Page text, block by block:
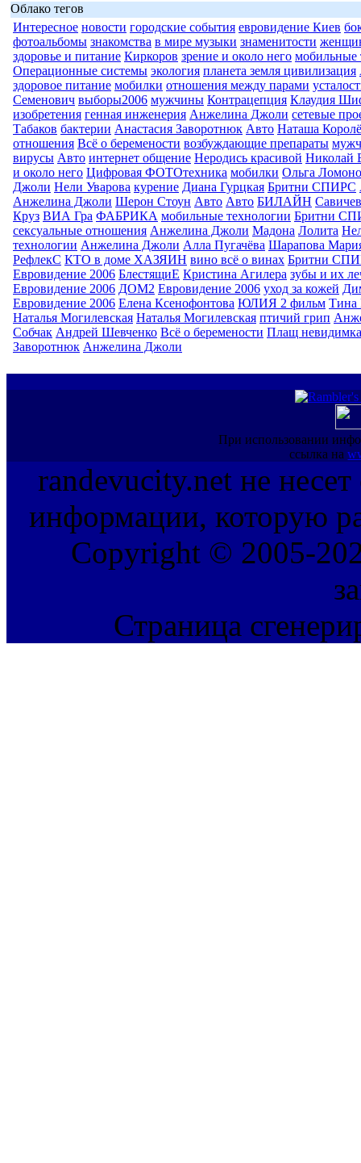
Облако тегов
Интересное новости городские события евровидение Киев
фотоальбомы знакомства в мире музыки знаменитости
здоровье и питание Киркоров зрение и около него мобильные
Операционные системы экология планета земля цивилизация
здоровое питание мобилки отношения между парами
Семенович выборы2006 мужчины Контрацепция Клаудия
изобретения генная инженерия Анжелина Джоли сетевые
Табаков бактерии Анастасия Заворотнюк Авто Наташа
отношения Всё о беремености возбуждающие препараты
вирусы Авто интернет общение Неродись красивой Николай
и около него Цифровая ФОТОтехника мобилки Ольга
Джоли Нели Уварова курение Диана Гурцкая Бритни СПИРС
Анжелина Джоли Шерон Стоун Авто Авто БИЛАЙН
Круз ВИА Гра ФАБРИКА мобильные технологии Бритни
сексуальные отношения Анжелина Джоли Мадона Лолита
технологии Анжелина Джоли Алла Пугачёва Шарапова
РефлекС КТО в доме ХАЗЯИН вино всё о винах Бритни
Евровидение 2006 БлестящиЕ Кристина Агилера зубы и их
Евровидение 2006 ДОМ2 Евровидение 2006 уход за кожей
Евровидение 2006 Елена Ксенофонтова ЮЛИЯ 2 фильм Тина
Наталья Могилевская Наталья Могилевская птичий грип
Собчак Андрей Шевченко Всё о беремености Плащ невидимка
Заворотнюк Анжелина Джоли
При использовании
ссылка на
randevucity.net не несет
информации, которую
Copyright © 2005-
Страница